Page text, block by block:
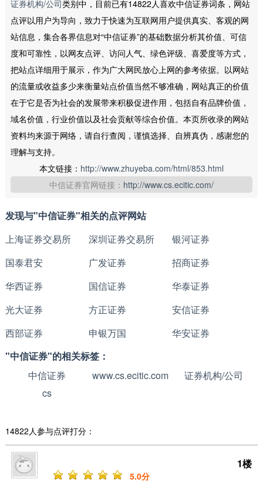
证券机构/公司类别中，目前已有14822人喜欢中信证券词条，网站
点评以用户为导向，致力于快速为互联网用户提供真实、客观的网
站信息，集合各界信息对“中信证券”的基础数据分析其价值、可信
度和可靠性，以网友点评、访问人气、绿色评级、喜爱度等方式，
把站点详细用于展示，作为广大网民放心上网的参考依据。以网站
的流量或收益多少来衡量站点价值当然不够准确，网站真正的价值
在于它是否为社会的发展带来积极促进作用，包括自有品牌价值，
域名价值，行业价值以及社会贡献等综合价值。本页所收录的网站
资料均来源于网络，请自行查阅，谨慎选择、自辨真伪，感谢您的
理解与支持。
本文链接： http://www.zhuyeba.com/html/853.html
中信证券官网链接： http://www.cs.ecitic.com/
发现与"中信证券"相关的点评网站
上海证券交易所
深圳证券交易所
银河证券
国泰君安
广发证券
招商证券
华西证券
国信证券
华泰证券
光大证券
方正证券
安信证券
西部证券
申银万国
华安证券
"中信证券"的相关标签：
中信证券
www.cs.ecitic.com
证券机构/公司
cs
14822人参与点评打分：
1楼
5.0分